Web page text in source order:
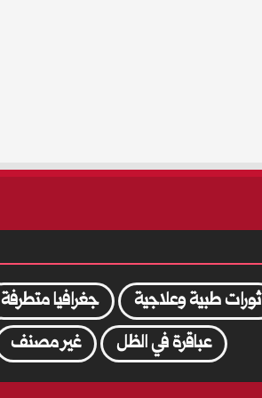
ثورات طبية وعلاجية جغرافيا متطرفة
عباقرة في الظل
غير مصنف